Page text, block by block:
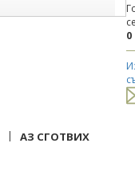
0
| АЗ СГОТВИХ